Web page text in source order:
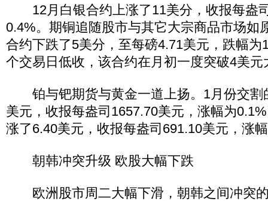
12月白银合约上涨了11美分，收报每盎
0.4%。期铜追随股市与其它大宗商品市场如
合约下跌了5美分，至每磅4.71美元，跌幅为
个交易日低收，该合约在月初一度突破4美元
铂与钯期货与黄金一道上扬。1月份交割
美元，收报每盎司1657.70美元，涨幅为
涨了6.40美元，收报每盎司691.10美元，涨
朝韩冲突升级 欧股大幅下跌
欧洲股市周二大幅下滑，朝韩之间冲突